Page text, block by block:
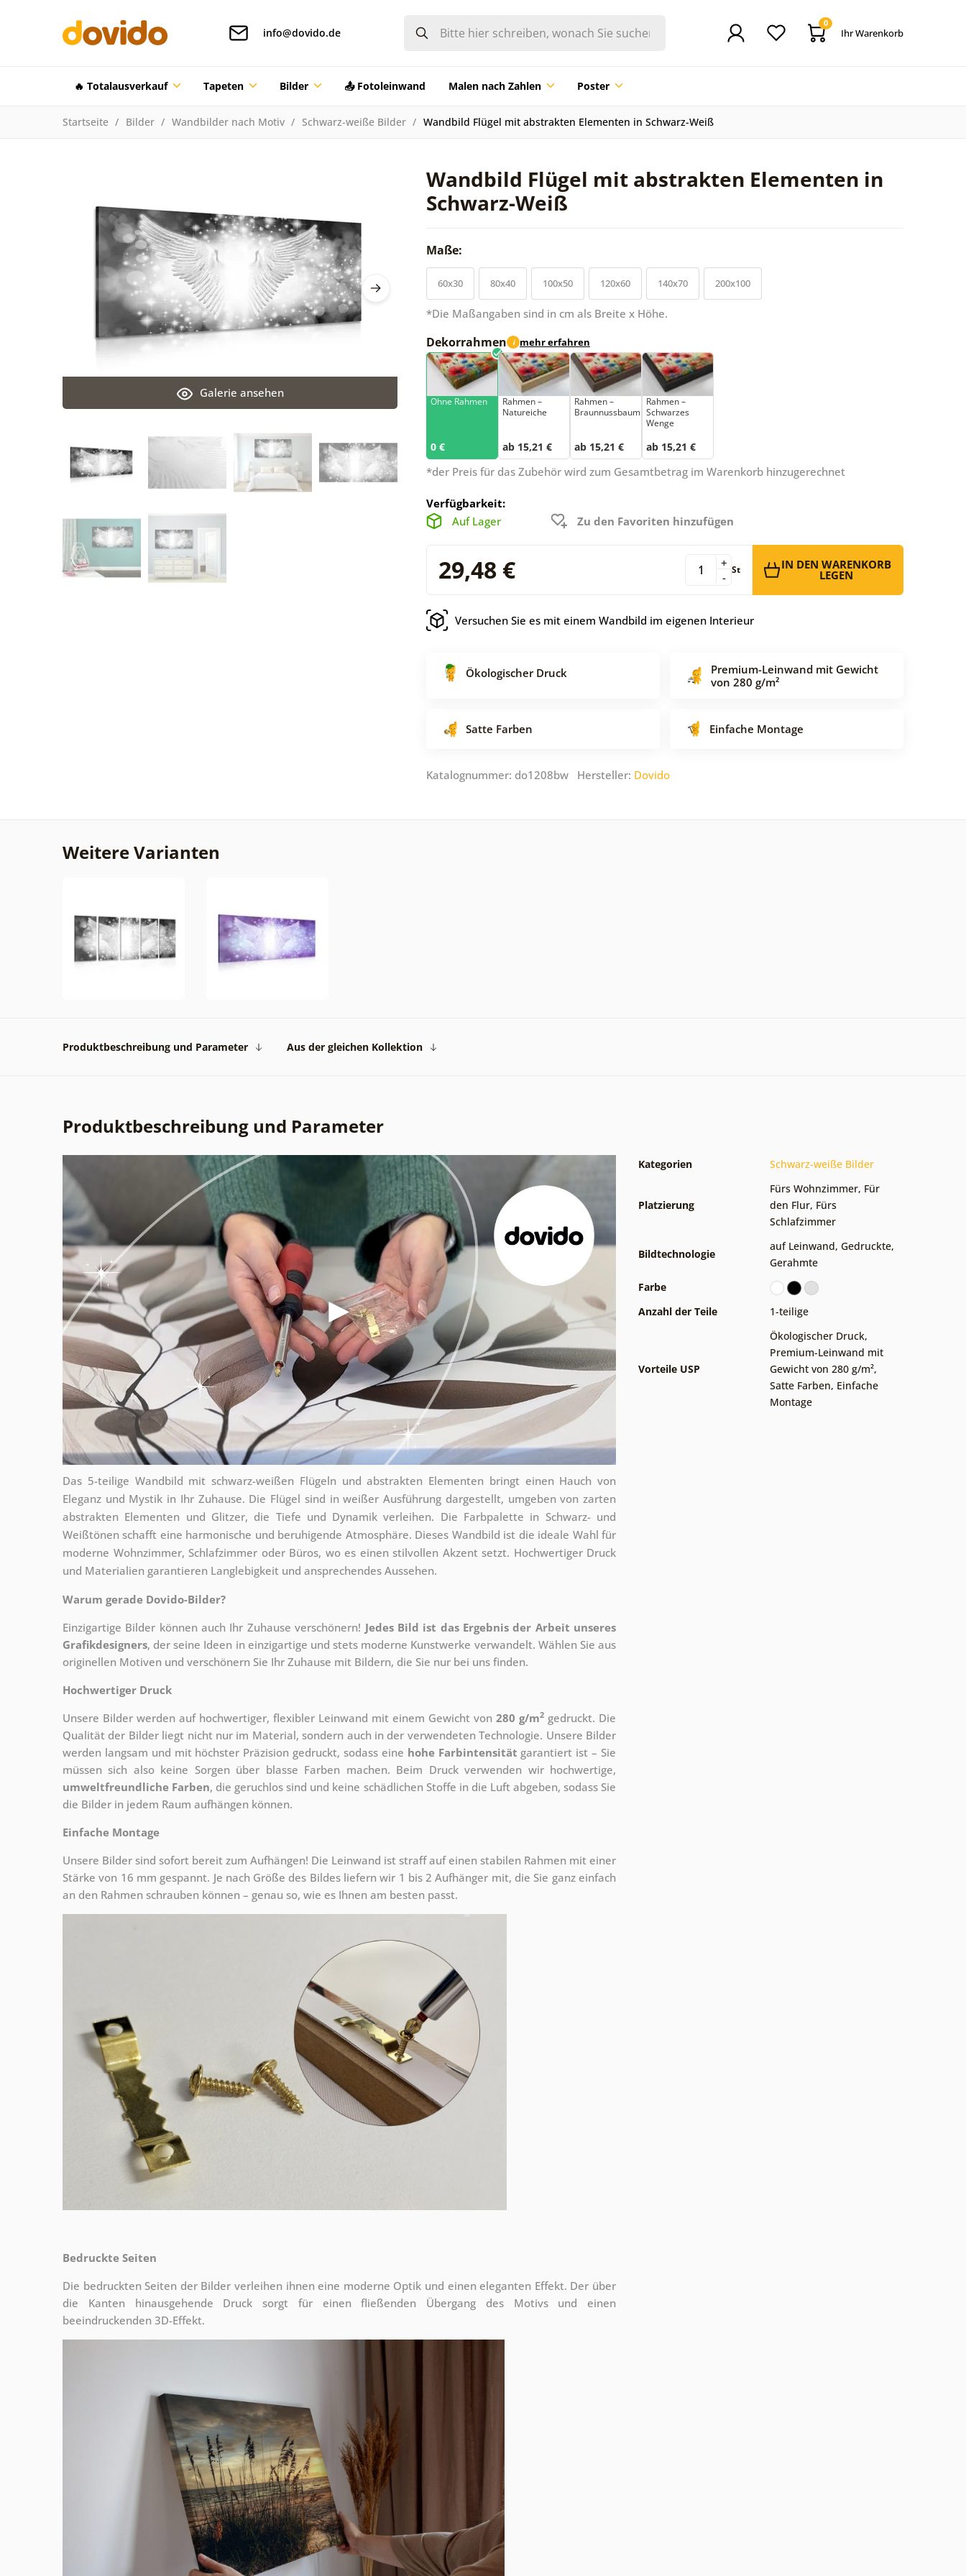
info@dovido.de
0
Ihr Warenkorb
🔥 Totalausverkauf Tapeten Bilder 📤 Fotoleinwand Malen nach Zahlen Poster
Startseite Bilder Wandbilder nach Motiv Schwarz-weiße Bilder Wandbild Flügel mit abstrakten Elementen in Schwarz-Weiß
Wandbild Flügel mit abstrakten Elementen in
Schwarz-Weiß
Galerie ansehen
Maße:
60x30 80x40 100x50 120x60 140x70 200x100
*Die Maßangaben sind in cm als Breite x Höhe.
Dekorrahmen i mehr erfahren
Ohne Rahmen
0 €
Rahmen –
Natureiche
ab 15,21 €
Rahmen –
Braunnussbaum
ab 15,21 €
Rahmen –
Schwarzes
Wenge
ab 15,21 €
*der Preis für das Zubehör wird zum Gesamtbetrag im Warenkorb hinzugerechnet
Verfügbarkeit:
Auf Lager
Zu den Favoriten hinzufügen
29,48 € -
+ St IN DEN WARENKORB
LEGEN
Versuchen Sie es mit einem Wandbild im eigenen Interieur
Ökologischer Druck
Premium-Leinwand mit Gewicht
von 280 g/m²
Satte Farben Einfache Montage
Katalognummer: do1208bw Hersteller: Dovido
Weitere Varianten
Produktbeschreibung und Parameter Aus der gleichen Kollektion
Produktbeschreibung und Parameter
Das 5-teilige Wandbild mit schwarz-weißen Flügeln und abstrakten Elementen bringt einen Hauch von
Eleganz und Mystik in Ihr Zuhause. Die Flügel sind in weißer Ausführung dargestellt, umgeben von zarten
abstrakten Elementen und Glitzer, die Tiefe und Dynamik verleihen. Die Farbpalette in Schwarz- und
Weißtönen schafft eine harmonische und beruhigende Atmosphäre. Dieses Wandbild ist die ideale Wahl für
moderne Wohnzimmer, Schlafzimmer oder Büros, wo es einen stilvollen Akzent setzt. Hochwertiger Druck
und Materialien garantieren Langlebigkeit und ansprechendes Aussehen.
Warum gerade Dovido-Bilder?
Einzigartige Bilder können auch Ihr Zuhause verschönern! Jedes Bild ist das Ergebnis der Arbeit unseres
Grafikdesigners, der seine Ideen in einzigartige und stets moderne Kunstwerke verwandelt. Wählen Sie aus
originellen Motiven und verschönern Sie Ihr Zuhause mit Bildern, die Sie nur bei uns finden.
Hochwertiger Druck
Unsere Bilder werden auf hochwertiger, flexibler Leinwand mit einem Gewicht von 280 g/m2 gedruckt. Die
Qualität der Bilder liegt nicht nur im Material, sondern auch in der verwendeten Technologie. Unsere Bilder
werden langsam und mit höchster Präzision gedruckt, sodass eine hohe Farbintensität garantiert ist – Sie
müssen sich also keine Sorgen über blasse Farben machen. Beim Druck verwenden wir hochwertige,
umweltfreundliche Farben, die geruchlos sind und keine schädlichen Stoffe in die Luft abgeben, sodass Sie
die Bilder in jedem Raum aufhängen können.
Einfache Montage
Unsere Bilder sind sofort bereit zum Aufhängen! Die Leinwand ist straff auf einen stabilen Rahmen mit einer
Stärke von 16 mm gespannt. Je nach Größe des Bildes liefern wir 1 bis 2 Aufhänger mit, die Sie ganz einfach
an den Rahmen schrauben können – genau so, wie es Ihnen am besten passt.
Bedruckte Seiten
Die bedruckten Seiten der Bilder verleihen ihnen eine moderne Optik und einen eleganten Effekt. Der über
die Kanten hinausgehende Druck sorgt für einen fließenden Übergang des Motivs und einen
beeindruckenden 3D-Effekt.
Kategorien Schwarz-weiße Bilder
Platzierung
Fürs Wohnzimmer, Für
den Flur, Fürs
Schlafzimmer
Bildtechnologie
auf Leinwand, Gedruckte,
Gerahmte
Farbe
Anzahl der Teile
1-teilige
Vorteile USP
Ökologischer Druck,
Premium-Leinwand mit
Gewicht von 280 g/m²,
Satte Farben, Einfache
Montage